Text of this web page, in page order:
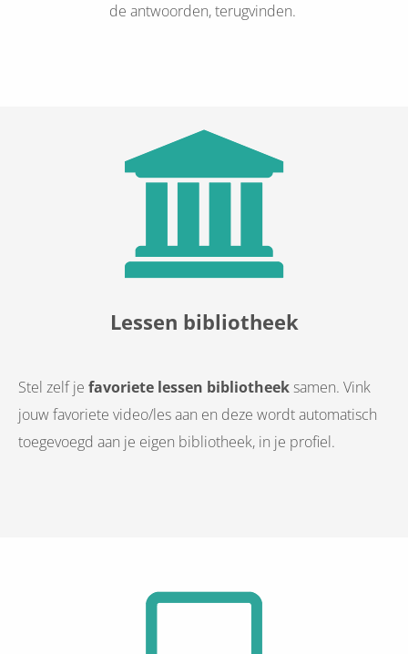
de antwoorden, terugvinden.
Lessen bibliotheek
Stel zelf je favoriete lessen bibliotheeksamen. Vink
jouw favoriete video/les aan en deze wordt automatisch
toegevoegd aan je eigen bibliotheek, in je profiel.